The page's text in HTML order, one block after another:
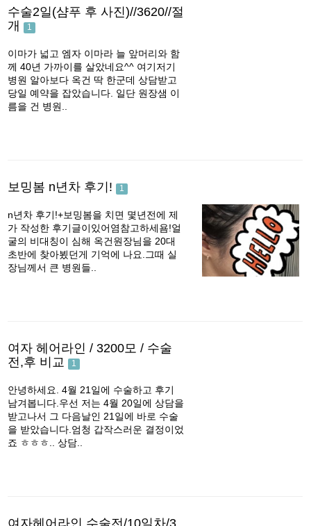
수술2일(샴푸 후 사진)//3620//절
개 1
이마가 넓고 엠자 이마라 늘 앞머리와 함
께 40년 가까이를 살았네요^^ 여기저기
병원 알아보다 옥건 딱 한군데 상담받고
당일 예약을 잡았습니다. 일단 원장샘 이
름을 건 병원..
보밍봄 n년차 후기! 1
n년차 후기!+보밍봄을 치면 몇년전에 제
가 작성한 후기글이있어염참고하세욤!얼
굴의 비대칭이 심해 옥건원장님을 20대
초반에 찾아뵜던게 기억에 나요.그때 실
장님께서 큰 병원들..
여자 헤어라인 / 3200모 / 수술
전,후 비교 1
안녕하세요. 4월 21일에 수술하고 후기
남겨봅니다.우선 저는 4월 20일에 상담을
받고나서 그 다음날인 21일에 바로 수술
을 받았습니다.엄청 갑작스러운 결정이었
죠 ㅎㅎㅎ.. 상담..
여자헤어라인 수술전/10일차/3